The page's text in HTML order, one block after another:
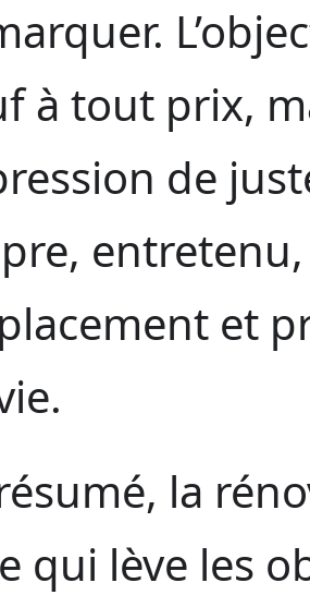
à tout prix,
de
et
la
qui lève les